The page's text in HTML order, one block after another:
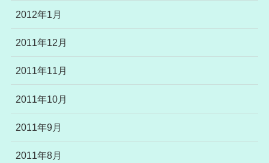
2012年1月
2011年12月
2011年11月
2011年10月
2011年9月
2011年8月